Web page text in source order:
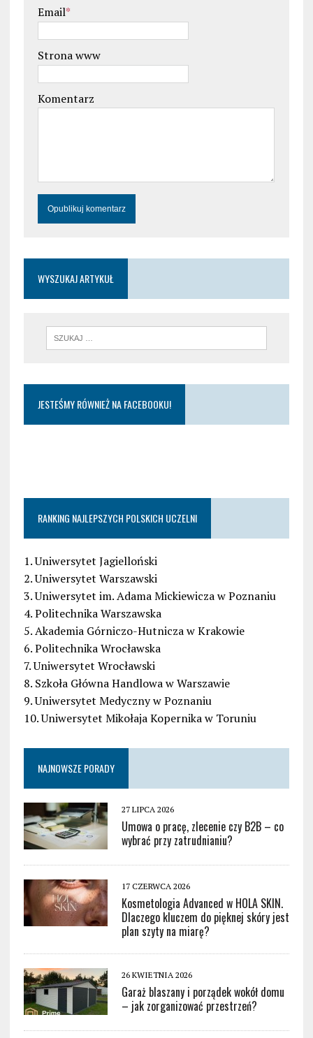
Email*
Strona www
Komentarz
WYSZUKAJ ARTYKUŁ
JESTEŚMY RÓWNIEŻ NA FACEBOOKU!
RANKING NAJLEPSZYCH POLSKICH UCZELNI
1. Uniwersytet Jagielloński
2. Uniwersytet Warszawski
3. Uniwersytet im. Adama Mickiewicza w Poznaniu
4. Politechnika Warszawska
5. Akademia Górniczo-Hutnicza w Krakowie
6. Politechnika Wrocławska
7. Uniwersytet Wrocławski
8. Szkoła Główna Handlowa w Warszawie
9. Uniwersytet Medyczny w Poznaniu
10. Uniwersytet Mikołaja Kopernika w Toruniu
NAJNOWSZE PORADY
27 LIPCA 2026
Umowa o pracę, zlecenie czy B2B – co
wybrać przy zatrudnianiu?
17 CZERWCA 2026
Kosmetologia Advanced w HOLA SKIN.
Dlaczego kluczem do pięknej skóry jest
plan szyty na miarę?
26 KWIETNIA 2026
Garaż blaszany i porządek wokół domu
– jak zorganizować przestrzeń?